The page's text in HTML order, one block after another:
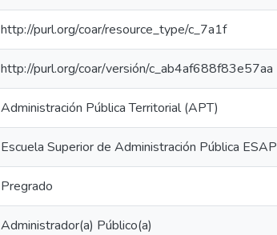
http://purl.org/coar/resource_type/c_7a1f
http://purl.org/coar/versión/c_ab4af688f83e57aa
Administración Pública Territorial (APT)
Escuela Superior de Administración Pública ESAP
Pregrado
Administrador(a) Público(a)